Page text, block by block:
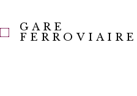
GARE
FERROVIAIRE